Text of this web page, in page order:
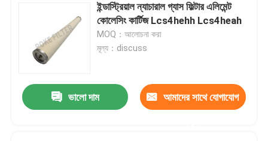
ইন্ডাস্ট্রিয়াল ন্যাচারাল গ্যাস ফিল্টার এলিমেন্ট
কোলেসিং কার্টিজ Lcs4hehh Lcs4heah
MOQ：আলোচনা করা
মূল্য：discuss
ভালো দাম আমাদের সাথে যোগাযোগ